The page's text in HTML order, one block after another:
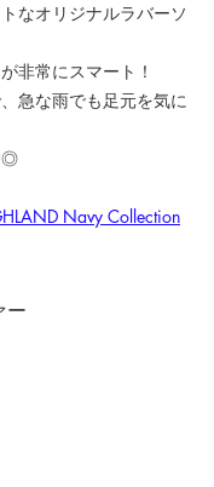
なオリジナルラバーソ
非常にスマート！
急な雨でも足元を気に
◎
Navy Collection
ー